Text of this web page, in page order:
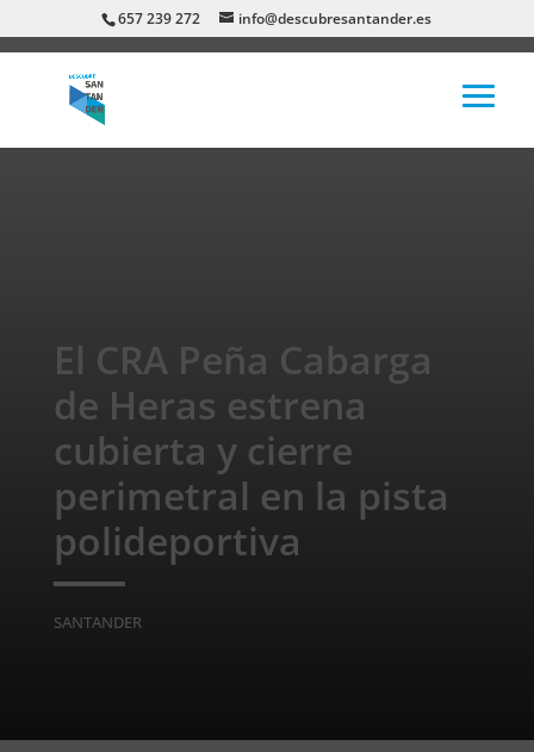
657 239 272 info@descubresantander.es
El CRA Peña Cabarga
de Heras estrena
cubierta y cierre
perimetral en la pista
polideportiva
SANTANDER